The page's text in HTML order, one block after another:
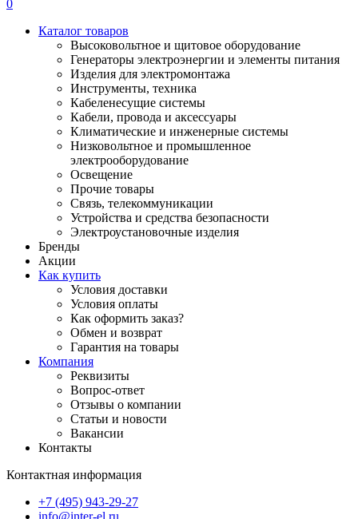
0
Каталог товаров
Высоковольтное и щитовое оборудование
Генераторы электроэнергии и элементы питания
Изделия для электромонтажа
Инструменты, техника
Кабеленесущие системы
Кабели, провода и аксессуары
Климатические и инженерные системы
Низковольтное и промышленное
электрооборудование
Освещение
Прочие товары
Связь, телекоммуникации
Устройства и средства безопасности
Электроустановочные изделия
Бренды
Акции
Как купить
Условия доставки
Условия оплаты
Как оформить заказ?
Обмен и возврат
Гарантия на товары
Компания
Реквизиты
Вопрос-ответ
Отзывы о компании
Статьи и новости
Вакансии
Контакты
Контактная информация
+7 (495) 943-29-27
info@inter-el.ru